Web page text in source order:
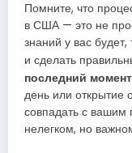
Помните, что
в США — это не
знаний у вас
и сделать
последний момент
день или открытие
совпадать с вашим
нелегком, но